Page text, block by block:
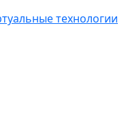
технологии